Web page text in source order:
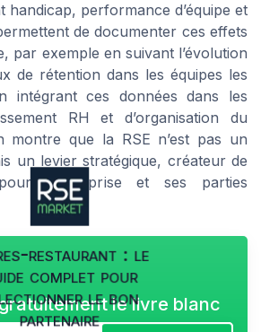
handicap, performance d’équipe et
de documenter ces effets
par exemple en suivant l’évolution
de rétention dans les équipes les
intégrant ces données dans les
RH et d’organisation du
montre que la RSE n’est pas un
un levier stratégique, créateur de
l’entreprise et ses parties
restaurant : le
complet pour
le bon
partenaire
le livre blanc